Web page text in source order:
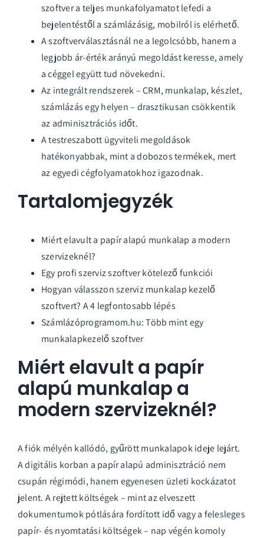
szoftver a teljes munkafolyamatot lefedi a
bejelentéstől a számlázásig, mobilról is elérhető.
A szoftverválasztásnál ne a legolcsóbb, hanem a
legjobb ár-érték arányú megoldást keresse, amely
a céggel együtt tud növekedni.
Az integrált rendszerek – CRM, munkalap, készlet,
számlázás egy helyen – drasztikusan csökkentik
az adminisztrációs időt.
A testreszabott ügyviteli megoldások
hatékonyabbak, mint a dobozos termékek, mert
az egyedi cégfolyamatokhoz igazodnak.
Tartalomjegyzék
Miért elavult a papír alapú munkalap a modern
szervizeknél?
Egy profi szerviz szoftver kötelező funkciói
Hogyan válasszon szerviz munkalap kezelő
szoftvert? A 4 legfontosabb lépés
Számlázóprogramom.hu: Több mint egy
munkalapkezelő szoftver
Miért elavult a papír
alapú munkalap a
modern szervizeknél?
A fiók mélyén kallódó, gyűrött munkalapok ideje lejárt.
A digitális korban a papír alapú adminisztráció nem
csupán régimódi, hanem egyenesen üzleti kockázatot
jelent. A rejtett költségek – mint az elveszett
dokumentumok pótlására fordított idő vagy a felesleges
papír- és nyomtatási költségek – nap végén komoly